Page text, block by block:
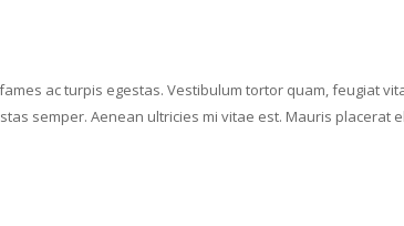
ac turpis egestas. Vestibulum tortor quam, feugiat
semper. Aenean ultricies mi vitae est. Mauris placerat